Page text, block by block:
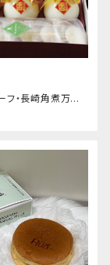
フ・長崎角煮万十